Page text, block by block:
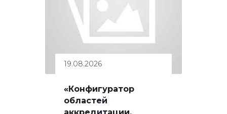
19.08.2026
«Конфигуратор
областей